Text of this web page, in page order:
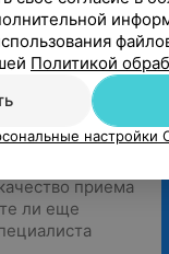
Политикой
настройки